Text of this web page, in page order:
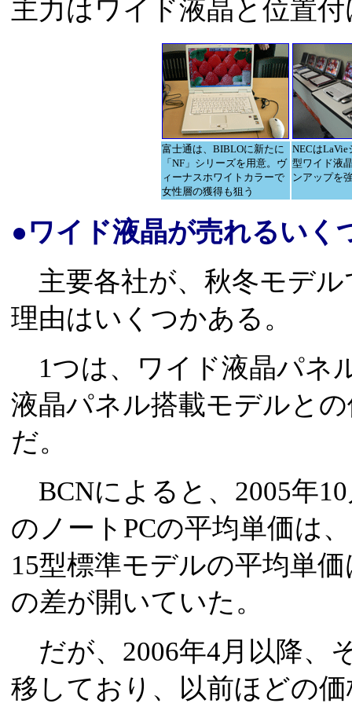
主力はワイド液晶と位置
富士通は、BIBLOに新たに
「NF」シリーズを用意。ヴ
ィーナスホワイトカラーで
女性層の獲得も狙う
NECはLaVie
型ワイド液
ンアップを
●ワイド液晶が売れるいく
主要各社が、秋冬モデ
理由はいくつかある。
1つは、ワイド液晶パネ
液晶パネル搭載モデルと
だ。
BCNによると、2005年
のノートPCの平均単価は
15型標準モデルの平均単
の差が開いていた。
だが、2006年4月以降、
移しており、以前ほどの